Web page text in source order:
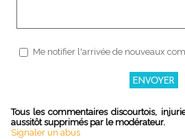
Me notifier l'arrivée de nouveaux
Tous les commentaires discourtois,
aussitôt supprimés par le modérateur.
Signaler un abus